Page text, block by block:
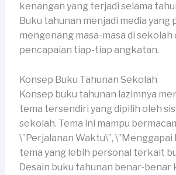
kenangan yang terjadi selama
Buku tahunan menjadi media yang
mengenang masa-masa di sekolah
pencapaian tiap-tiap angkatan.
Konsep Buku Tahunan Sekolah
Konsep buku tahunan lazimnya
tema tersendiri yang dipilih oleh
sekolah. Tema ini mampu
\”Perjalanan Waktu\”, \”Menggapai
tema yang lebih personal terkait
Desain buku tahunan benar-benar